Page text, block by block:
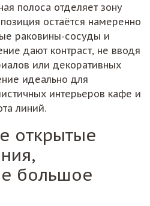
полоса отделяет зону
остаётся намеренно
раковины-сосуды и
дают контраст, не вводя
или декоративных
идеально для
интерьеров кафе и
линий.
открытые
большое